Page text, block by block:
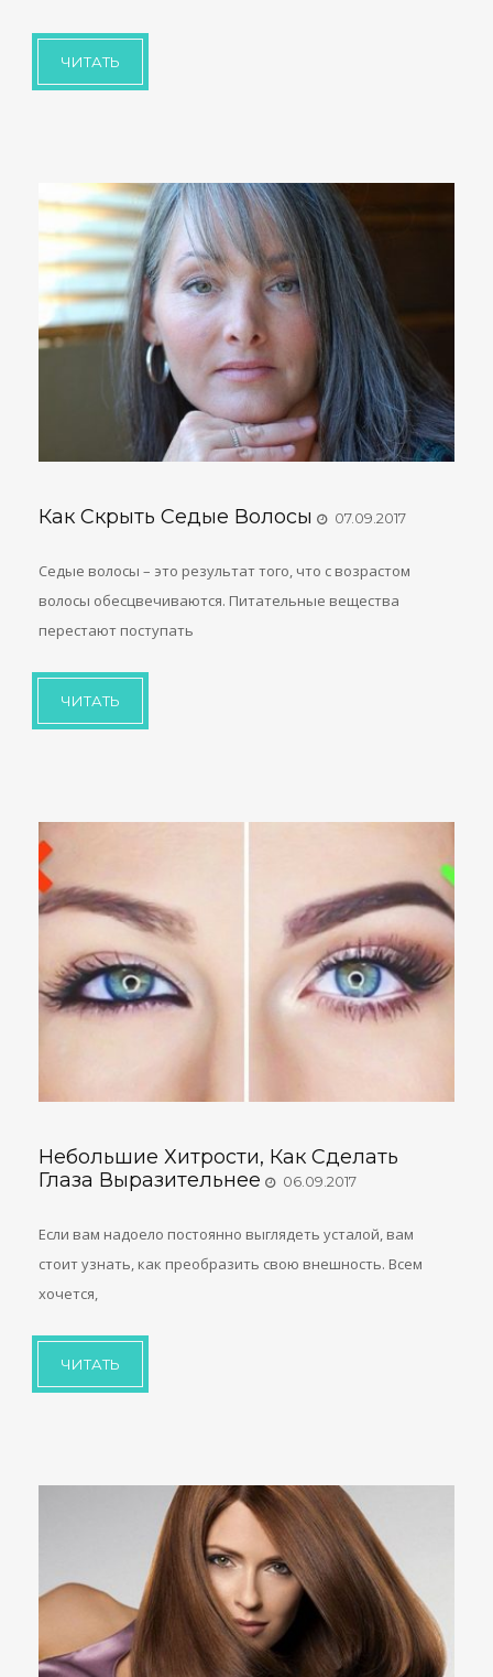
ЧИТАТЬ
Как Скрыть Седые Волосы 07.09.2017
Седые волосы – это результат того, что с возрастом
волосы обесцвечиваются. Питательные вещества
перестают поступать
ЧИТАТЬ
Небольшие Хитрости, Как Сделать
Глаза Выразительнее
06.09.2017
Если вам надоело постоянно выглядеть усталой, вам
стоит узнать, как преобразить свою внешность. Всем
хочется,
ЧИТАТЬ